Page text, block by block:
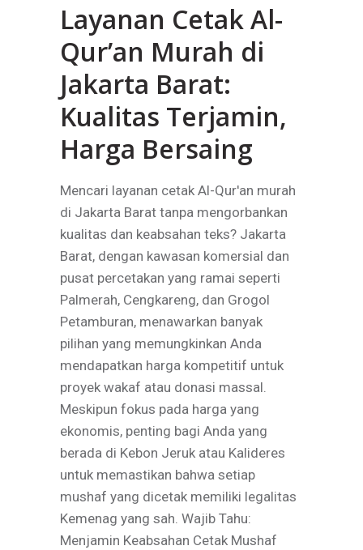
Layanan Cetak Al-
Qur’an Murah di
Jakarta Barat:
Kualitas Terjamin,
Harga Bersaing
Mencari layanan cetak Al-Qur'an murah
di Jakarta Barat tanpa mengorbankan
kualitas dan keabsahan teks? Jakarta
Barat, dengan kawasan komersial dan
pusat percetakan yang ramai seperti
Palmerah, Cengkareng, dan Grogol
Petamburan, menawarkan banyak
pilihan yang memungkinkan Anda
mendapatkan harga kompetitif untuk
proyek wakaf atau donasi massal.
Meskipun fokus pada harga yang
ekonomis, penting bagi Anda yang
berada di Kebon Jeruk atau Kalideres
untuk memastikan bahwa setiap
mushaf yang dicetak memiliki legalitas
Kemenag yang sah. Wajib Tahu:
Menjamin Keabsahan Cetak Mushaf